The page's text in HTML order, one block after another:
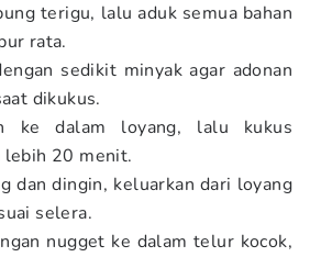
terigu, lalu aduk semua bahan
rata.
sedikit minyak agar adonan
dikukus.
ke dalam loyang, lalu kukus
lebih 20 menit.
dan dingin, keluarkan dari loyang
selera.
nugget ke dalam telur kocok,